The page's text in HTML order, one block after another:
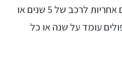
250,000 קילומטר, יחד עם אחריות לרכב של 5 שנים או
עומד על שנה או כל